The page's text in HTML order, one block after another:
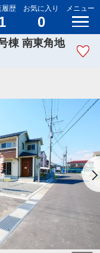
履歴 お気に入り
0
メニュー
棟 南東角地